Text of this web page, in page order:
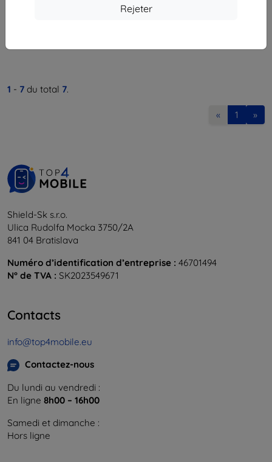
Rejeter
1 - 7 du total 7.
« 1 »
Shield-Sk s.r.o.
Ulica Rudolfa Mocka 3750/2A
841 04 Bratislava
Numéro d’identification d’entreprise : 46701494
N° de TVA : SK2023549671
Contacts
info@top4mobile.eu
Contactez-nous
Du lundi au vendredi :
En ligne 8h00 – 16h00
Samedi et dimanche :
Hors ligne